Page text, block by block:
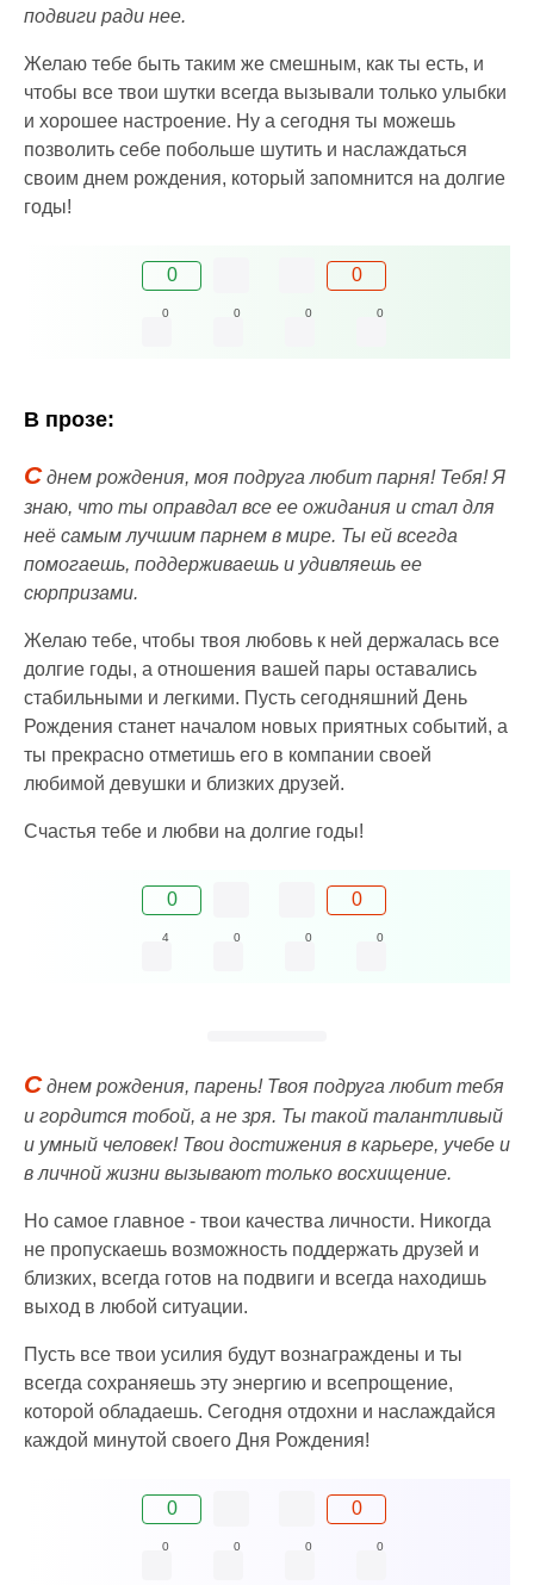
подвиги ради нее.
Желаю тебе быть таким же смешным, как ты есть, и
чтобы все твои шутки всегда вызывали только улыбки
и хорошее настроение. Ну а сегодня ты можешь
позволить себе побольше шутить и наслаждаться
своим днем рождения, который запомнится на долгие
годы!
0 0
0 0 0 0
В прозе:
Сднем рождения, моя подруга любит парня! Тебя! Я
знаю, что ты оправдал все ее ожидания и стал для
неё самым лучшим парнем в мире. Ты ей всегда
помогаешь, поддерживаешь и удивляешь ее
сюрпризами.
Желаю тебе, чтобы твоя любовь к ней держалась все
долгие годы, а отношения вашей пары оставались
стабильными и легкими. Пусть сегодняшний День
Рождения станет началом новых приятных событий, а
ты прекрасно отметишь его в компании своей
любимой девушки и близких друзей.
Счастья тебе и любви на долгие годы!
0 0
4 0 0 0
Сднем рождения, парень! Твоя подруга любит тебя
и гордится тобой, а не зря. Ты такой талантливый
и умный человек! Твои достижения в карьере, учебе и
в личной жизни вызывают только восхищение.
Но самое главное - твои качества личности. Никогда
не пропускаешь возможность поддержать друзей и
близких, всегда готов на подвиги и всегда находишь
выход в любой ситуации.
Пусть все твои усилия будут вознаграждены и ты
всегда сохраняешь эту энергию и всепрощение,
которой обладаешь. Сегодня отдохни и наслаждайся
каждой минутой своего Дня Рождения!
0 0
0 0 0 0